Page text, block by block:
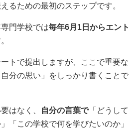
るための最初のステップです。
門学校では毎年6月1日からエント
トで提出しますが、ここで重要な
分の思い」をしっかり書くことで
はなく、 自分の言葉で「どうして
「この学校で何を学びたいのか」